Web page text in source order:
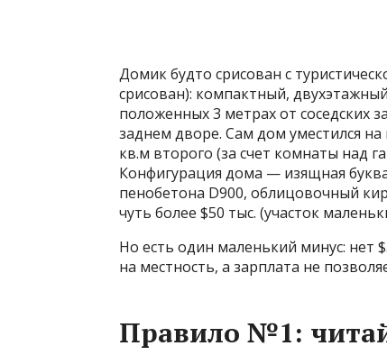
Домик будто срисован с
срисован): компактный,
положенных 3 метрах от соседских
заднем дворе. Сам дом уместился
кв.м второго (за счет комнаты над
Конфигурация дома — изящная
пенобетона D900, облицовочный
чуть более $50 тыс. (участок
Но есть один маленький минус: нет
на местность, а зарплата не
Правило №1: